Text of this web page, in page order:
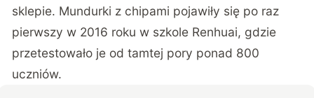
sklepie. Mundurki z chipami pojawiły się po raz
pierwszy w 2016 roku w szkole Renhuai, gdzie
przetestowało je od tamtej pory ponad 800
uczniów.